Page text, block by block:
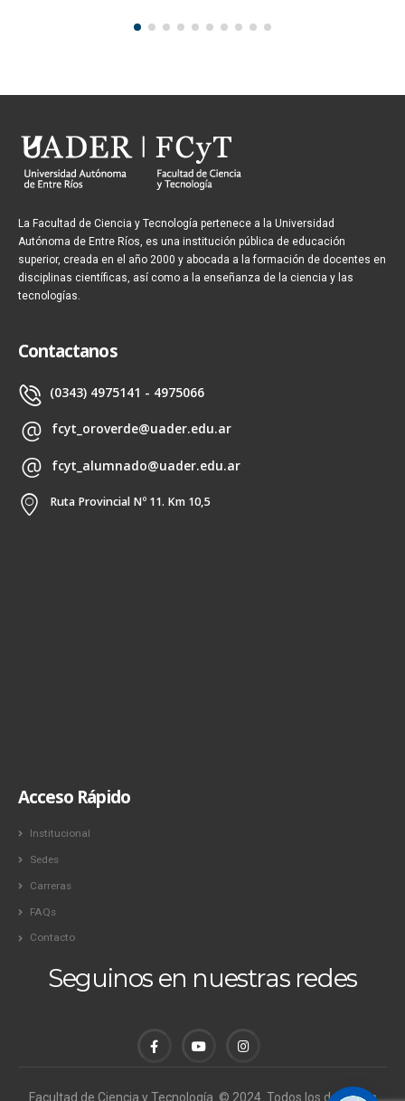
La Facultad de Ciencia y Tecnología pertenece a la Universidad
Autónoma de Entre Ríos, es una institución pública de educación
superior, creada en el año 2000 y abocada a la formación de docentes en
disciplinas científicas, así como a la enseñanza de la ciencia y las
tecnologías.
Contactanos
(0343) 4975141 - 4975066
fcyt_oroverde@uader.edu.ar
fcyt_alumnado@uader.edu.ar
Ruta Provincial Nº 11. Km 10,5
Acceso Rápido
Institucional
Sedes
Carreras
FAQs
Contacto
Seguinos en nuestras redes
Facultad de Ciencia y Tecnología. © 2024. Todos los derechos